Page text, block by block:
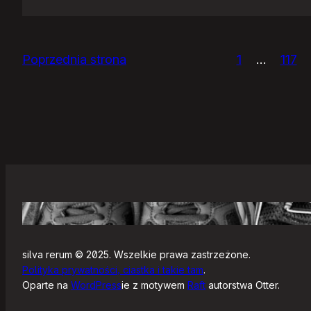
Poprzednia strona 1 … 117
silva rerum © 2025. Wszelkie prawa zastrzeżone.
Polityka prywatności, ciastka i takie tam.
Oparte na WordPressie z motywem Raft autorstwa Otter.